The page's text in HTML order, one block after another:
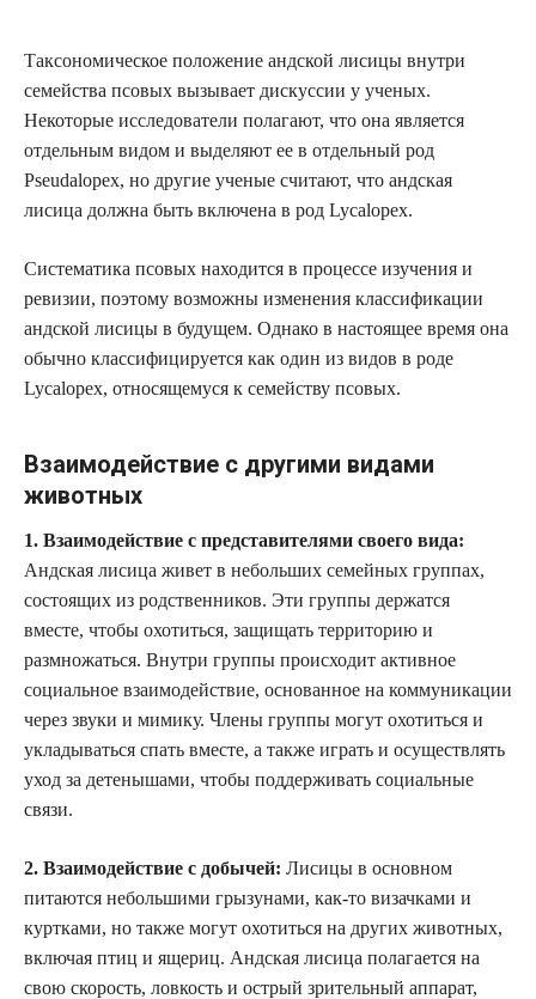
Таксономическое положение андской лисицы внутри
семейства псовых вызывает дискуссии у ученых.
Некоторые исследователи полагают, что она является
отдельным видом и выделяют ее в отдельный род
Pseudalopex, но другие ученые считают, что андская
лисица должна быть включена в род Lycalopex.
Систематика псовых находится в процессе изучения и
ревизии, поэтому возможны изменения классификации
андской лисицы в будущем. Однако в настоящее время она
обычно классифицируется как один из видов в роде
Lycalopex, относящемуся к семейству псовых.
Взаимодействие с другими видами
животных
1. Взаимодействие с представителями своего вида:
Андская лисица живет в небольших семейных группах,
состоящих из родственников. Эти группы держатся
вместе, чтобы охотиться, защищать территорию и
размножаться. Внутри группы происходит активное
социальное взаимодействие, основанное на коммуникации
через звуки и мимику. Члены группы могут охотиться и
укладываться спать вместе, а также играть и осуществлять
уход за детенышами, чтобы поддерживать социальные
связи.
2. Взаимодействие с добычей: Лисицы в основном
питаются небольшими грызунами, как-то визачками и
куртками, но также могут охотиться на других животных,
включая птиц и ящериц. Андская лисица полагается на
свою скорость, ловкость и острый зрительный аппарат,